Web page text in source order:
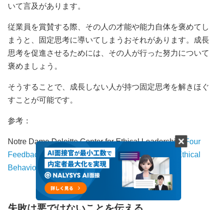
いて言及があります。
従業員を賞賛する際、その人の才能や能力自体を褒めてし
まうと、固定思考に導いてしまうおそれがあります。成長
思考を促進させるためには、その人が行った努力について
褒めましょう。
そうすることで、成長しない人が持つ固定思考を解きほぐ
すことが可能です。
参考：
Notre Dame Deloitte Center for Ethical Leadership “ Four
Feedback Strategies that Drive Performance and Ethical
Behavior